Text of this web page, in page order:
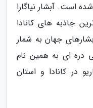
است. آبشار نیاگارا
جاذبه های کانادا
جهان به شمار
دره ای به همین نام
در کانادا و استان